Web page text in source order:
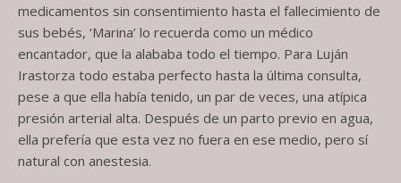
medicamentos sin consentimiento hasta el fallecimiento de
sus bebés, ‘Marina’ lo recuerda como un médico
encantador, que la alababa todo el tiempo. Para Luján
Irastorza todo estaba perfecto hasta la última consulta,
pese a que ella había tenido, un par de veces, una atípica
presión arterial alta. Después de un parto previo en agua,
ella prefería que esta vez no fuera en ese medio, pero sí
natural con anestesia.